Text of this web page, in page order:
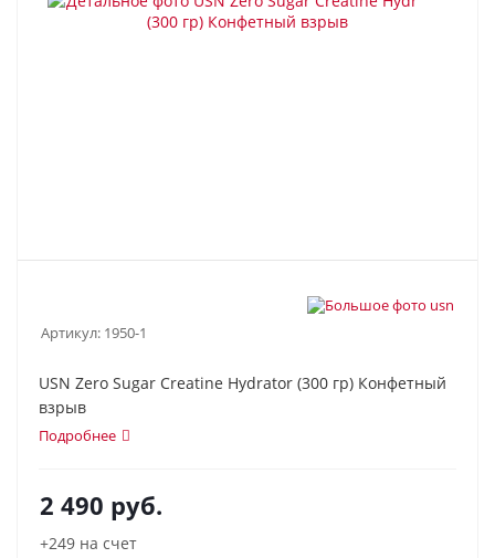
Артикул: 1950-1
USN Zero Sugar Creatine Hydrator (300 гр) Конфетный
взрыв
Подробнее
2 490 руб.
+249 на счет